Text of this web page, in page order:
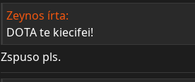
Zeynos írta:
DOTA te kiecifei!
Zspuso pls.